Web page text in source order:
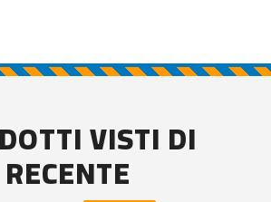
VISTI DI
RECENTE